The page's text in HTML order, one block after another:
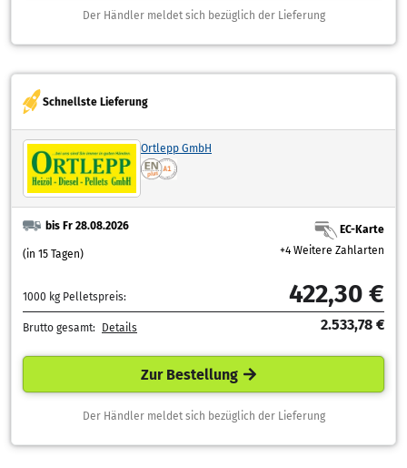
Der Händler meldet sich bezüglich der Lieferung
Schnellste Lieferung
Ortlepp GmbH
bis Fr 28.08.2026
(in 15 Tagen)
EC-Karte
+4 Weitere Zahlarten
1000 kg Pelletspreis: 422,30 €
Brutto gesamt: Details 2.533,78 €
Zur Bestellung
Der Händler meldet sich bezüglich der Lieferung